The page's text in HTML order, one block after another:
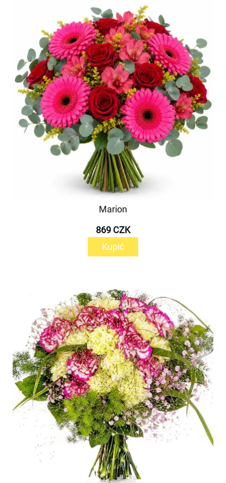
Marion
869 CZK
Kupić